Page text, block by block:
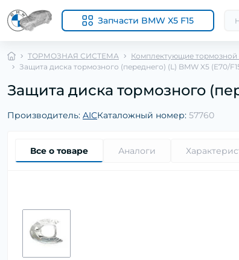
Запчасти BMW X5 F15
ТОРМОЗНАЯ СИСТЕМА Комплектующие тормозной
Защита диска тормозного (переднего) (L) BMW X5 (E70/
Защита диска тормозного
Производитель: AICКаталожный номер: 57760
Все о товаре Аналоги